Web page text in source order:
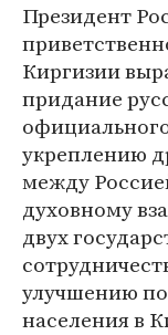
Президент
Киргизии
придание
укреплению
между
духовному
двух
улучшению
населения в